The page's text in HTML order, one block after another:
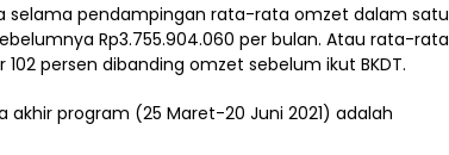
selama pendampingan rata-rata omzet dalam satu
Rp3.755.904.060 per bulan. Atau rata-rata
persen dibanding omzet sebelum ikut BKDT.
akhir program (25 Maret-20 Juni 2021) adalah